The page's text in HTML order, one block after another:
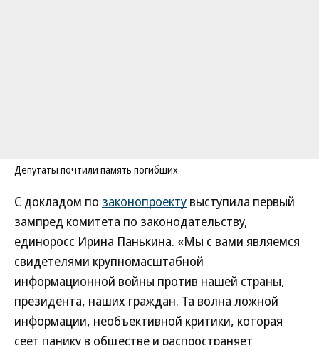
Депутаты почтили память погибших
С докладом по законопроекту выступила первый
зампред комитета по законодательству,
единоросс Ирина Панькина. «Мы с вами являемся
свидетелями крупномасштабной
информационной войны против нашей страны,
президента, наших граждан. Та волна ложной
информации, необъективной критики, которая
сеет панику в обществе и распространяет